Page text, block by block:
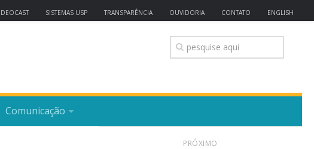
SISTEMAS USP TRANSPARÊNCIA OUVIDORIA CONTATO ENGLISH
Comunicação
PRÓXIMO